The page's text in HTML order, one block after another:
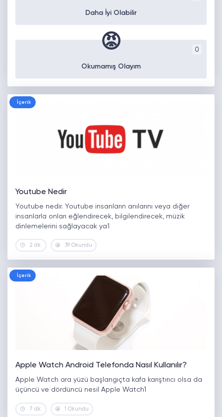
Daha İyi Olabilir
0
😡
Okumamış Olayım
İçerik
Youtube Nedir
Youtube nedir. Youtube insanların anılarını veya diğer
insanlarla onları eğlendirecek, bilgilendirecek, müzik
dinlemelerini sağlayacak ya1
2 dk. 39 Okundu
İçerik
Apple Watch Android Telefonda Nasıl Kullanılır?
Apple Watch ara yüzü başlangıçta kafa karıştırıcı olsa da
üçüncü ve dördüncü nesil Apple Watch1
7 dk. 1 Okundu